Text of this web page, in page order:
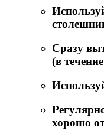
Сразу
(в
хорошо